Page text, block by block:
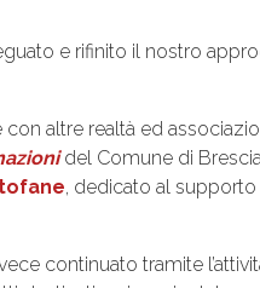
e rifinito il nostro
altre realtà ed
del Comune di
, dedicato al
continuato tramite